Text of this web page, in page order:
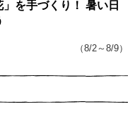
を手づくり！ 暑い日
（8/2～8/9）